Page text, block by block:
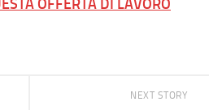
OFFERTA DI LAVORO
NEXT STORY